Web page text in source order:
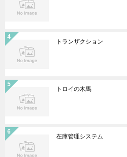
トランザクション
トロイの木馬
在庫管理システム